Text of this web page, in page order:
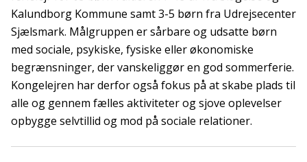
Kalundborg Kommune samt 3-5 børn fra Udrejsecenter
Sjælsmark. Målgruppen er sårbare og udsatte børn
med sociale, psykiske, fysiske eller økonomiske
begrænsninger, der vanskeliggør en god sommerferie.
Kongelejren har derfor også fokus på at skabe plads til
alle og gennem fælles aktiviteter og sjove oplevelser
opbygge selvtillid og mod på sociale relationer.
Tilmeld nyhedsbrev
De seneste nyheder om TrygFondens og TryghedsGruppens
aktiviteter direkte i din indbakke.